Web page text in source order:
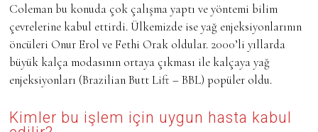
Coleman bu konuda çok çalışma yaptı ve yöntemi bilim
çevrelerine kabul ettirdi. Ülkemizde ise yağ enjeksiyonlarının
öncüleri Onur Erol ve Fethi Orak oldular. 2000’li yıllarda
büyük kalça modasının ortaya çıkması ile kalçaya yağ
enjeksiyonları (Brazilian Butt Lift – BBL) popüler oldu.
Kimler bu işlem için uygun hasta kabul